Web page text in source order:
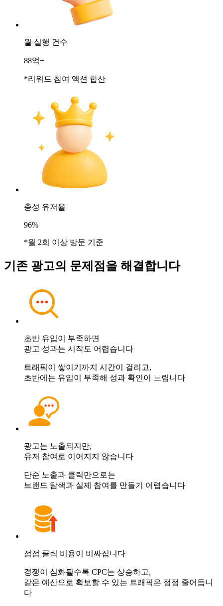
월 실행 건수
88억+
*리워드 참여 액션 합산
충성 유저율
96%
*월 2회 이상 방문 기준
기존 광고의 문제점을 해결합니다
초반 유입이 부족하면
광고 성과는 시작도 어렵습니다
트래픽이 쌓이기까지 시간이 걸리고,
초반에는 유입이 부족해 성과 확인이 느립니다
광고는 노출되지만,
유저 참여로 이어지지 않습니다
단순 노출과 클릭만으로는
브랜드 탐색과 실제 참여를 만들기 어렵습니다
점점 클릭 비용이 비싸집니다
경쟁이 심화될수록 CPC는 상승하고,
같은 예산으로 확보할 수 있는 트래픽은 점점 줄어듭니
다